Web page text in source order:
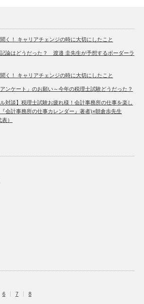
く！ キャリアチェンジの時に大切にしたこと
記論はどうだった？ 渡邉 圭先生が予想するボーダーラ
く！ キャリアチェンジの時に大切にしたこと
ンケート」のお願い～今年の税理士試験どうだった？
対談】税理士試験お疲れ様！会計事務所の仕事を楽し
会計事務所の仕事カレンダー』著者)×朝倉歩先生
）
6 7 8